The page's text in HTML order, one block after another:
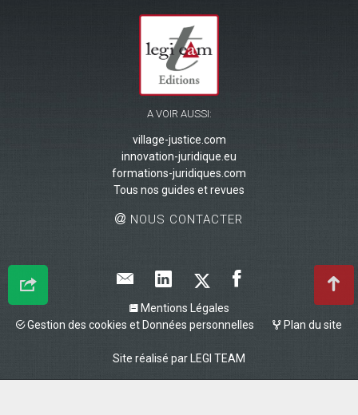
A VOIR AUSSI:
village-justice.com
innovation-juridique.eu
formations-juridiques.com
Tous nos guides et revues
NOUS CONTACTER
Mentions Légales
Gestion des cookies et Données personnelles
Plan du site
Site réalisé par LEGI TEAM